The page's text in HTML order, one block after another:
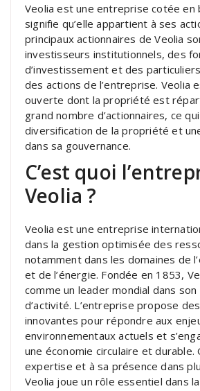
Veolia est une entreprise cotée en
signifie qu’elle appartient à ses
principaux actionnaires de Veolia
investisseurs institutionnels, des
d’investissement et des
des actions de l’entreprise. Veolia
ouverte dont la propriété est
grand nombre d’actionnaires, ce
diversification de la propriété et
dans sa gouvernance.
C’est quoi
Veolia ?
Veolia est une entreprise
dans la gestion optimisée des
notamment dans les domaines de
et de l’énergie. Fondée en 1853,
comme un leader mondial dans
d’activité. L’entreprise propose
innovantes pour répondre aux
environnementaux actuels et
une économie circulaire et durable.
expertise et à sa présence dans
Veolia joue un rôle essentiel dans